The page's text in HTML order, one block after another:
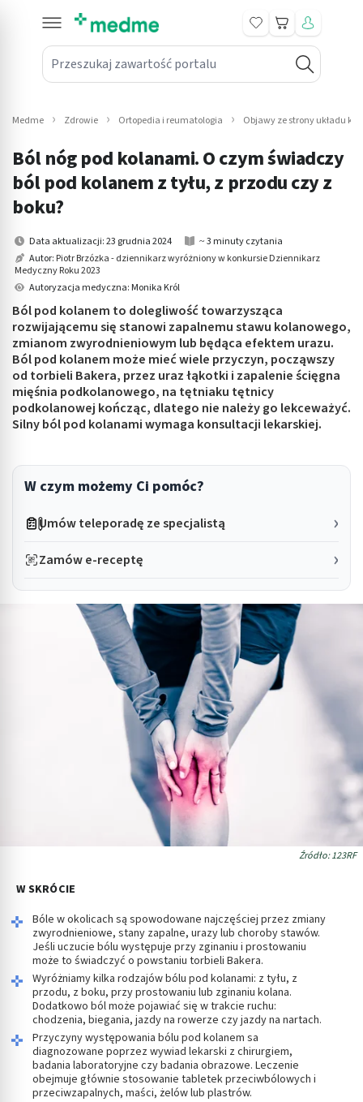
Przeszukaj zawartość portalu
Koszyk
submenu: Leki na receptę
submenu: Mama i dziecko
submenu: Kosmetyki
submenu: Higiena
submenu: Sprzęt medyczny
submenu: Intymne
submenu: Wellness
Medme Zdrowie Ortopedia i reumatologia Objawy ze strony układu
Ból nóg pod kolanami. O czym świadczy
ból pod kolanem z tyłu, z przodu czy z
boku?
Data aktualizacji: 23 grudnia 2024
~ 3 minuty czytania
Autor: Piotr Brzózka - dziennikarz wyróżniony w konkursie Dziennikarz
Medyczny Roku 2023
Autoryzacja medyczna: Monika Król
Ból pod kolanem to dolegliwość towarzysząca
rozwijającemu się stanowi zapalnemu stawu kolanowego,
zmianom zwyrodnieniowym lub będąca efektem urazu.
Ból pod kolanem może mieć wiele przyczyn, począwszy
od torbieli Bakera, przez uraz łąkotki i zapalenie ścięgna
mięśnia podkolanowego, na tętniaku tętnicy
podkolanowej kończąc, dlatego nie należy go lekceważyć.
Silny ból pod kolanami wymaga konsultacji lekarskiej.
W czym możemy Ci pomóc?
Umów teleporadę ze specjalistą
Zamów e-receptę
Źródło: 123RF
W SKRÓCIE
Bóle w okolicach są spowodowane najczęściej przez zmiany
zwyrodnieniowe, stany zapalne, urazy lub choroby stawów.
Jeśli uczucie bólu występuje przy zginaniu i prostowaniu
może to świadczyć o powstaniu torbieli Bakera.
Wyróżniamy kilka rodzajów bólu pod kolanami: z tyłu, z
przodu, z boku, przy prostowaniu lub zginaniu kolana.
Dodatkowo ból może pojawiać się w trakcie ruchu:
chodzenia, biegania, jazdy na rowerze czy jazdy na nartach.
Przyczyny występowania bólu pod kolanem sa
diagnozowane poprzez wywiad lekarski z chirurgiem,
badania laboratoryjne czy badania obrazowe. Leczenie
obejmuje głównie stosowanie tabletek przeciwbólowych i
przeciwzapalnych, maści, żelów lub plastrów.